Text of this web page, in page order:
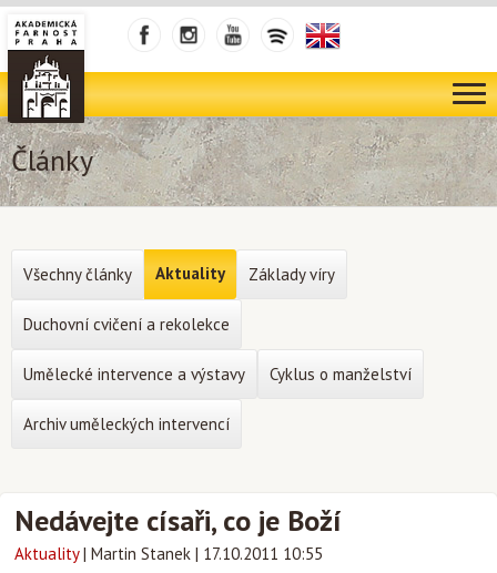
Články
Nedávejte císaři, co je Boží
Aktuality | Martin Stanek | 17.10.2011 10:55
Všechny články Aktuality Základy víry
Duchovní cvičení a rekolekce
Umělecké intervence a výstavy Cyklus o manželství
Archiv uměleckých intervencí